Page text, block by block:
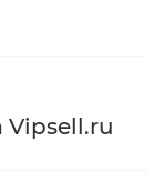
Vipsell.ru